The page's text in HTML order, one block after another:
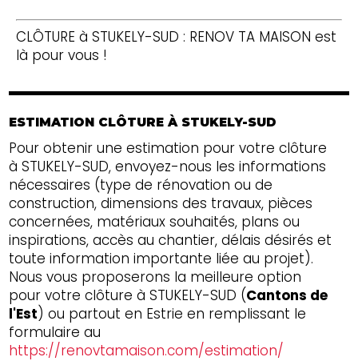
CLÔTURE à STUKELY-SUD : RENOV TA MAISON est
là pour vous !
ESTIMATION CLÔTURE À STUKELY-SUD
Pour obtenir une estimation pour votre clôture
à STUKELY-SUD, envoyez-nous les informations
nécessaires (type de rénovation ou de
construction, dimensions des travaux, pièces
concernées, matériaux souhaités, plans ou
inspirations, accès au chantier, délais désirés et
toute information importante liée au projet).
Nous vous proposerons la meilleure option
pour votre clôture à STUKELY-SUD (Cantons de
l'Est) ou partout en Estrie en remplissant le
formulaire au
https://renovtamaison.com/estimation/